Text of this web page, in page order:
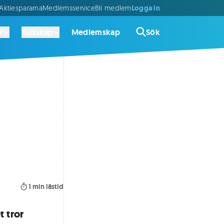
MedlemsserviceBli medlemLogga in
Medlemskap Sök
1 min lästid
tror